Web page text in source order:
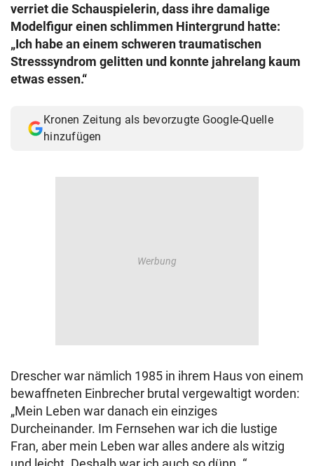
verriet die Schauspielerin, dass ihre damalige
Modelfigur einen schlimmen Hintergrund hatte:
„Ich habe an einem schweren traumatischen
Stresssyndrom gelitten und konnte jahrelang kaum
etwas essen.“
Kronen Zeitung als bevorzugte Google-Quelle
hinzufügen
Drescher war nämlich 1985 in ihrem Haus von einem
bewaffneten Einbrecher brutal vergewaltigt worden:
„Mein Leben war danach ein einziges
Durcheinander. Im Fernsehen war ich die lustige
Fran, aber mein Leben war alles andere als witzig